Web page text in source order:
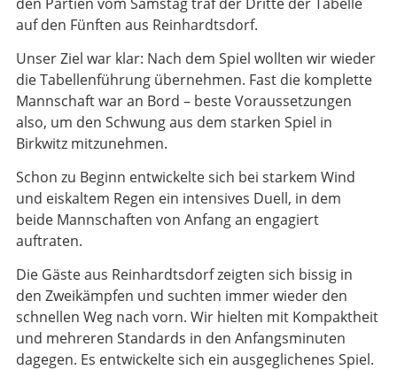
auf den Fünften aus Reinhardtsdorf.
Unser Ziel war klar: Nach dem Spiel wollten wir wieder
die Tabellenführung übernehmen. Fast die komplette
Mannschaft war an Bord – beste Voraussetzungen
also, um den Schwung aus dem starken Spiel in
Birkwitz mitzunehmen.
Schon zu Beginn entwickelte sich bei starkem Wind
und eiskaltem Regen ein intensives Duell, in dem
beide Mannschaften von Anfang an engagiert
auftraten.
Die Gäste aus Reinhardtsdorf zeigten sich bissig in
den Zweikämpfen und suchten immer wieder den
schnellen Weg nach vorn. Wir hielten mit Kompaktheit
und mehreren Standards in den Anfangsminuten
dagegen. Es entwickelte sich ein ausgeglichenes Spiel.